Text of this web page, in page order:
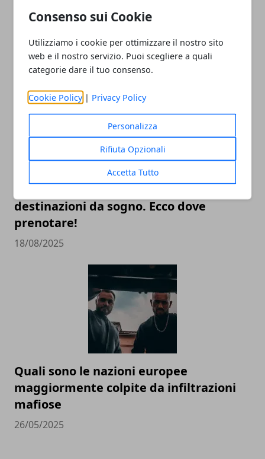
Consenso sui Cookie
Utilizziamo i cookie per ottimizzare il nostro sito
web e il nostro servizio. Puoi scegliere a quali
categorie dare il tuo consenso.
Cookie Policy | Privacy Policy
Personalizza
Rifiuta Opzionali
Accetta Tutto
Borse boho chic: la pelle intrecciata
continua a conquistare (dopo il boom
dell’estate 2025)
17/11/2025
Vacanze natalizie al mare in
destinazioni da sogno. Ecco dove
prenotare!
18/08/2025
Quali sono le nazioni europee
maggiormente colpite da infiltrazioni
mafiose
26/05/2025